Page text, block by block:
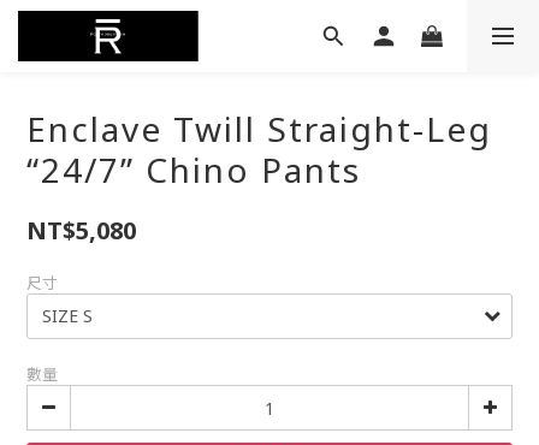
Enclave Twill Straight-Leg
“24/7” Chino Pants
NT$5,080
尺寸
數量